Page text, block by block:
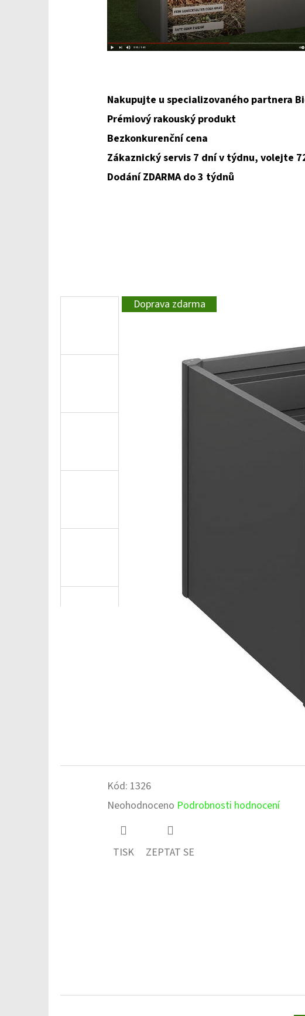
Nakupujte u specializovaného partnera
Prémiový rakouský produkt
Bezkonkurenční cena
Zákaznický servis 7 dní v týdnu, volejte
Dodání ZDARMA do 3 týdnů
Doprava zdarma
Kód: 1326
Průměrné
hodnocení
Neohodnoceno Podrobnosti hodnocení
TISK ZEPTAT SE